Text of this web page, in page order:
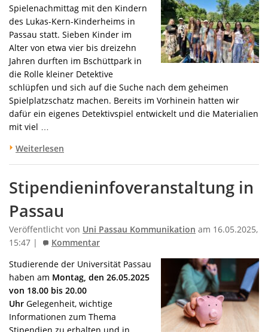
Spielenachmittag mit den Kindern
des Lukas-Kern-Kinderheims in
Passau statt. Sieben Kinder im
Alter von etwa vier bis dreizehn
Jahren durften im Bschüttpark in
die Rolle kleiner Detektive
schlüpfen und sich auf die Suche nach dem geheimen
Spielplatzschatz machen. Bereits im Vorhinein hatten wir
dafür ein eigenes Detektivspiel entwickelt und die Materialien
mit viel …
Weiterlesen
Stipendieninfoveranstaltung in
Passau
Veröffentlicht von Uni Passau Kommunikation am 16.05.2025,
15:47 |
Kommentar
Studierende der Universität Passau
haben am Montag, den 26.05.2025
von 18.00 bis 20.00
Uhr Gelegenheit, wichtige
Informationen zum Thema